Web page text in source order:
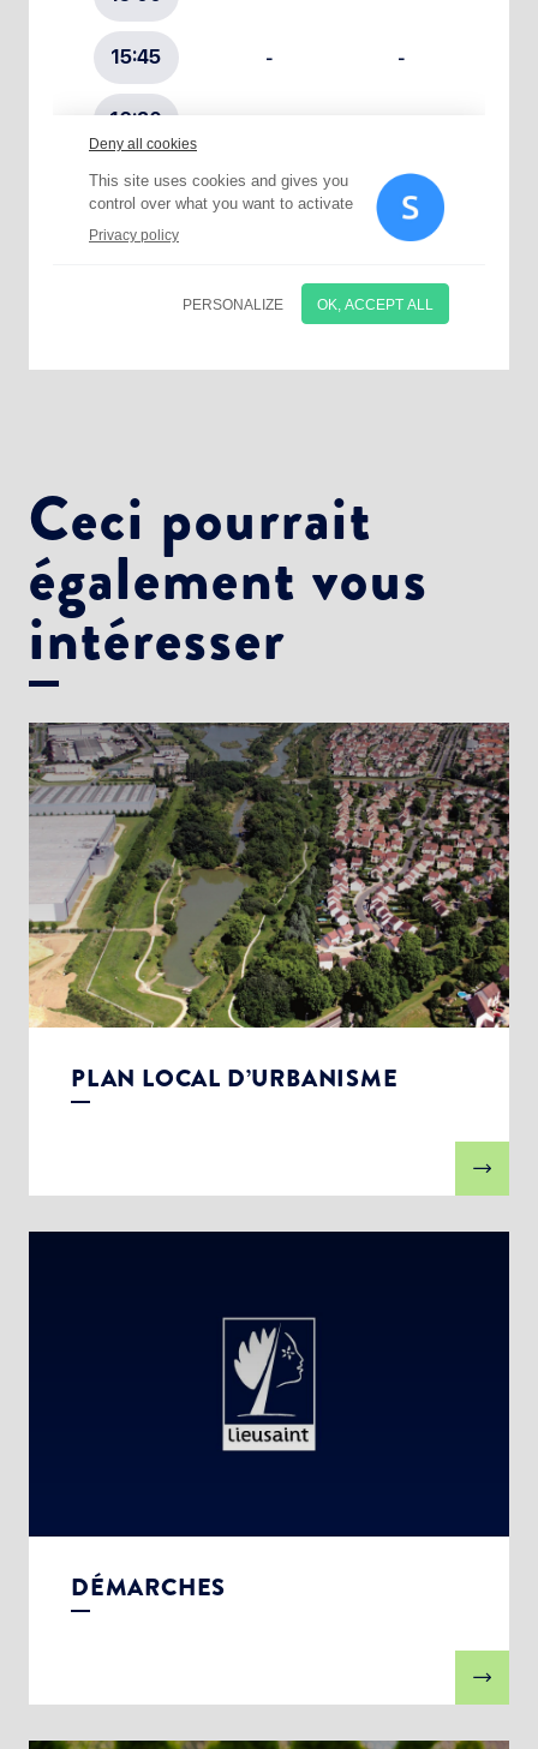
Ceci pourrait
également vous
intéresser
PLAN LOCAL D’URBANISME
DÉMARCHES
Choisissez votre abonnement :
Alertes Mail
Newsletter Culture